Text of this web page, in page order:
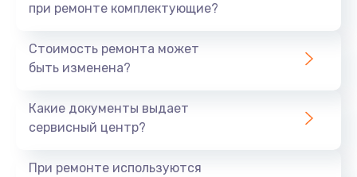
при ремонте комплектующие?
Стоимость ремонта может
быть изменена?
Какие документы выдает
сервисный центр?
При ремонте используются